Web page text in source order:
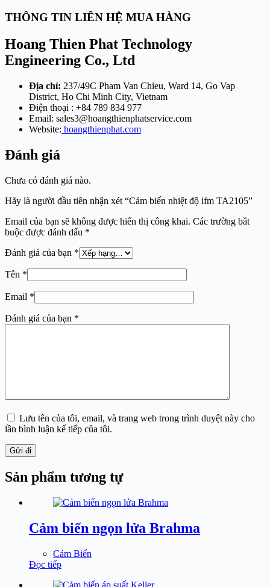
THÔNG TIN LIÊN HỆ MUA HÀNG
Hoang Thien Phat Technology
Engineering Co., Ltd
Địa chỉ: 237/49C Pham Van Chieu, Ward 14, Go Vap
District, Ho Chi Minh City, Vietnam
Điện thoại : +84 789 834 977
Email: sales3@hoangthienphatservice.com
Website: hoangthienphat.com
Đánh giá
Chưa có đánh giá nào.
Hãy là người đầu tiên nhận xét “Cảm biến nhiệt độ ifm TA2105”
Email của bạn sẽ không được hiển thị công khai. Các trường bắt
buộc được đánh dấu *
Đánh giá của bạn *
Tên *
Email *
Đánh giá của bạn *
Lưu tên của tôi, email, và trang web trong trình duyệt này cho
lần bình luận kế tiếp của tôi.
Gửi đi
Sản phẩm tương tự
Cảm biến ngọn lửa Brahma
Cảm Biến
Đọc tiếp